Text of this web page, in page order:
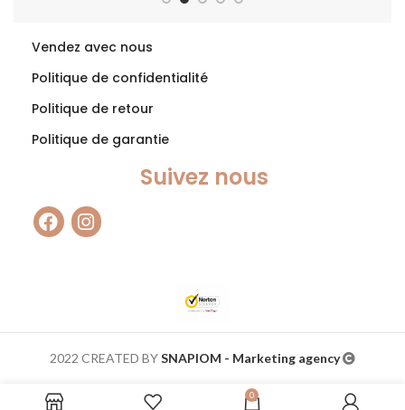
Vendez avec nous
Politique de confidentialité
Politique de retour
Politique de garantie
Suivez nous
2022 CREATED BYSNAPIOM - Marketing agency
0